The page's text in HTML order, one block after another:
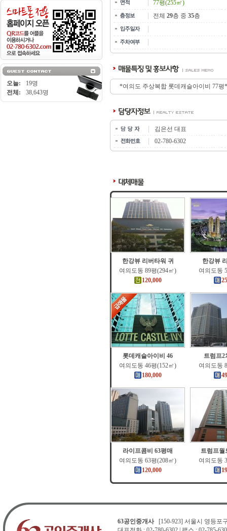
오늘:
19명
전체:
38,643명
77평(255㎡)
전체 29층 중 35층
*여의도 주상복합 롯데캐슬아이비 77
김은선 대표
02-780-6302
한강뷰 리버타워 귀
여의도동 89평(294㎡)
120,000
한강뷰
여의도동
롯데캐슬아이비 46
여의도동 46평(152㎡)
180,000
트럼프2
여의도동
라이프콤비 63평매
여의도동 63평(208㎡)
120,000
트럼프월
여의도동
63공인중개사[150-923] 서울시 영등포